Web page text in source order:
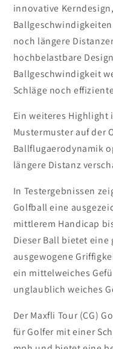
innovative
noch längere
hochbelastbare
Ballgeschwindigkeit
Schläge noch
Ein weiteres Highlight
Mustermuster auf der
Ballflugaerodynamik
längere Distanz
In Testergebnissen
Golfball eine
mittlerem Handicap
Dieser Ball bietet
ausgewogene
ein mittelweiches
unglaublich weiches
Der Maxfli Tour (CG)
für Golfer mit einer